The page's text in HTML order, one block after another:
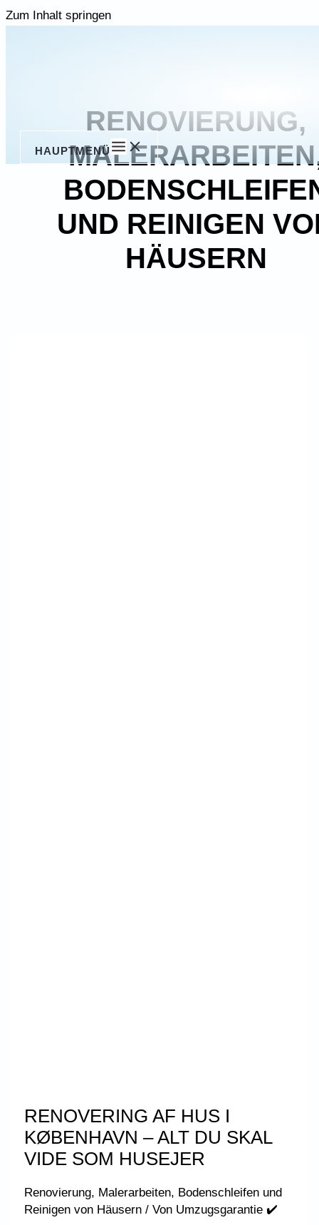
Zum Inhalt springen
HAUPTMENÜ
RENOVIERUNG,
UND REINIGEN
HÄUSERN
RENOVERING AF HUS I
KØBENHAVN – ALT DU SKAL
VIDE SOM HUSEJER
Renovierung, Malerarbeiten, Bodenschleifen und
Reinigen von Häusern / Von Umzugsgarantie ✔️